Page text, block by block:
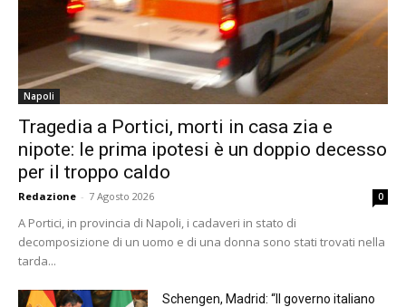
Napoli
Tragedia a Portici, morti in casa zia e
nipote: le prima ipotesi è un doppio decesso
per il troppo caldo
Redazione - 7 Agosto 2026 0
A Portici, in provincia di Napoli, i cadaveri in stato di
decomposizione di un uomo e di una donna sono stati trovati nella
tarda...
Schengen, Madrid: “Il governo italiano